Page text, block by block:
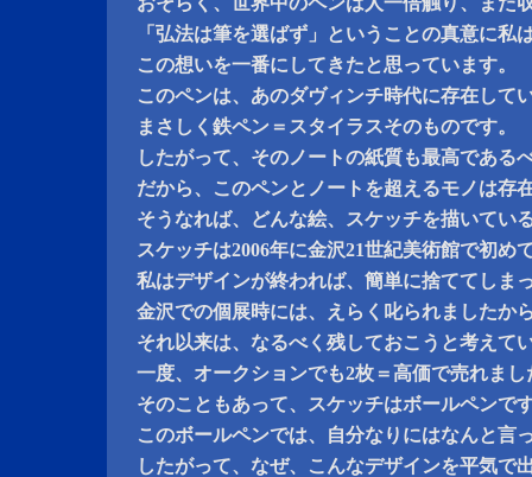
「弘法は筆を選ばず」ということの真意に私
この想いを一番にしてきたと思っています。
このペンは、あのダヴィンチ時代に存在して
まさしく鉄ペン＝スタイラスそのものです。
したがって、そのノートの紙質も最高である
だから、このペンとノートを超えるモノは存
そうなれば、どんな絵、スケッチを描いてい
スケッチは2006年に金沢21世紀美術館で初め
私はデザインが終われば、簡単に捨ててしま
金沢での個展時には、えらく叱られましたか
それ以来は、なるべく残しておこうと考えて
一度、オークションでも2枚＝高価で売れまし
そのこともあって、スケッチはボールペンで
このボールペンでは、自分なりにはなんと言
したがって、なぜ、こんなデザインを平気で